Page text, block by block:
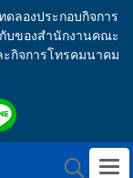
ลองประกอบกิจการ
กับของสำนักงานคณะ
ะกิจการโทรคมนาคม